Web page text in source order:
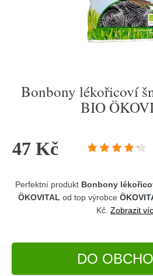
Bonbony lékořicoví
BIO
47 Kč
Perfektní produkt Bonbony
ÖKOVITAL od top výrobce
Kč. Zobrazit
DO